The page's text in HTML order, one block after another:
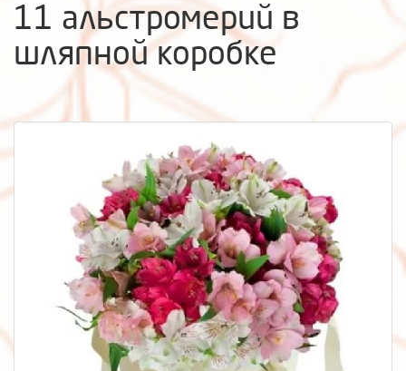
11 альстромерий в
шляпной коробке